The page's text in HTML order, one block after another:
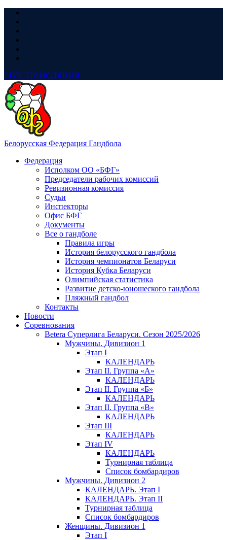
LIVE ТРАНСЛЯЦИЯ
Белорусская Федерация Гандбола
Федерация
Исполком ОО «БФГ»
Председатели рабочих комиссий
Ревизионная комиссия
Судьи
Инспекторы
Офис БФГ
Документы
Все о гандболе
Правила игры
История белорусского гандбола
История чемпионатов Беларуси
История Кубка Беларуси
Олимпийская статистика
Развитие детско-юношеского гандбола
Пляжный гандбол
Контакты
Новости
Соревнования
Betera Суперлига Беларуси. Сезон 2025/2026
Мужчины. Дивизион 1
Этап I
КАЛЕНДАРЬ
Этап II. Группа «А»
КАЛЕНДАРЬ
Этап II. Группа «Б»
КАЛЕНДАРЬ
Этап II. Группа «В»
КАЛЕНДАРЬ
Этап III
КАЛЕНДАРЬ
Этап IV
КАЛЕНДАРЬ
Турнирная таблица
Список бомбардиров
Мужчины. Дивизион 2
КАЛЕНДАРЬ. Этап I
КАЛЕНДАРЬ. Этап II
Турнирная таблица
Список бомбардиров
Женщины. Дивизион 1
Этап I